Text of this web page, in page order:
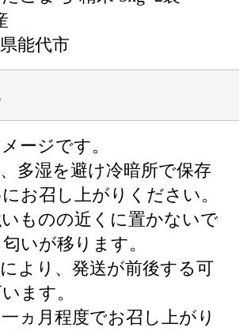
能代市
ージです。
多湿を避け冷暗所で保存
お召し上がりください。
ものの近くに置かないで
いが移ります。
より、発送が前後する可
ます。
ヵ月程度でお召し上がり